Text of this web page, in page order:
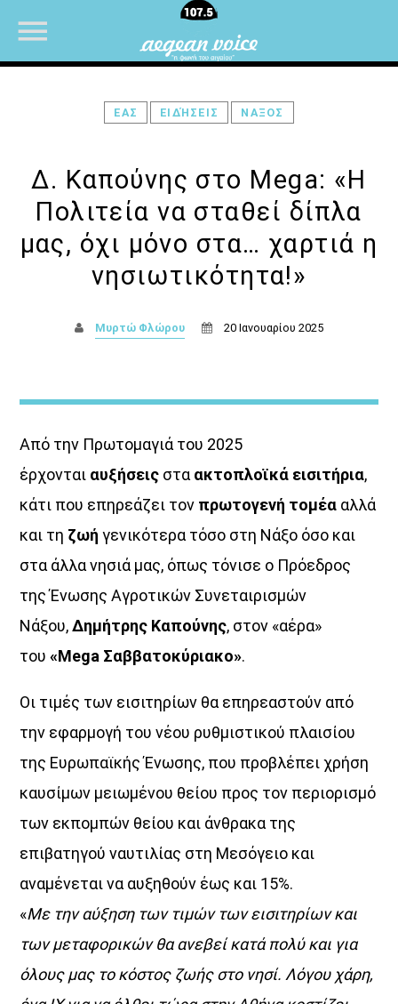
ΜΟΥΣΙΚΗ
η μουσική παίρνει τον λόγο.
Ο Aegean Voice 107.5 συνεχίζει να σας κρατά συντροφιά
με αγαπημένες επιτυχίες, ξεχωριστές μελωδίες
και μουσικές επιλογές για κάθε στιγμή της ημέρας.
Χαλαρώστε, ταξιδέψτε, ανεβάστε ένταση
και μείνετε συντονισμένοι στη συχνότητα
ΕΑΣ ΕΙΔΉΣΕΙΣ ΝΑΞΟΣ
Δ. Καπούνης στο Mega: «Η
Πολιτεία να σταθεί δίπλα
μας, όχι μόνο στα… χαρτιά η
νησιωτικότητα!»
Μυρτώ Φλώρου 20 Ιανουαρίου 2025
Από την Πρωτομαγιά του 2025
έρχονται αυξήσεις στα ακτοπλοϊκά εισιτήρια,
κάτι που επηρεάζει τον πρωτογενή τομέα αλλά
και τη ζωήγενικότερα τόσο στη Νάξο όσο και
στα άλλα νησιά μας, όπως τόνισε ο Πρόεδρος
της Ένωσης Αγροτικών Συνεταιρισμών
Νάξου,Δημήτρης Καπούνης, στον «αέρα»
του«Mega Σαββατοκύριακο».
Οι τιμές των εισιτηρίων θα επηρεαστούν από
την εφαρμογή του νέου ρυθμιστικού πλαισίου
της Ευρωπαϊκής Ένωσης, που προβλέπει χρήση
καυσίμων μειωμένου θείου προς τον περιορισμό
των εκπομπών θείου και άνθρακα της
επιβατηγού ναυτιλίας στη Μεσόγειο και
αναμένεται να αυξηθούν έως και 15%.
«Με την αύξηση των τιμών των εισιτηρίων και
των μεταφορικών θα ανεβεί κατά πολύ και για
όλους μας το κόστος ζωής στο νησί. Λόγου χάρη,